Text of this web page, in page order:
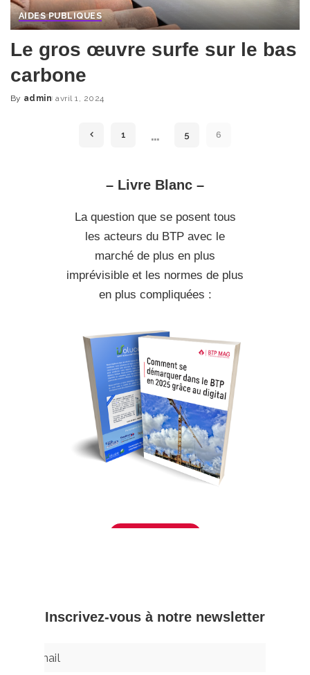
AIDES PUBLIQUES
Le gros œuvre surfe sur le bas
carbone
Posted
By admin avril 1, 2024
1 … 5 6
– Livre Blanc –
La question que se posent tous
les acteurs du BTP avec le
marché de plus en plus
imprévisible et les normes de plus
en plus compliquées :
– Inscrivez-vous à notre newsletter –